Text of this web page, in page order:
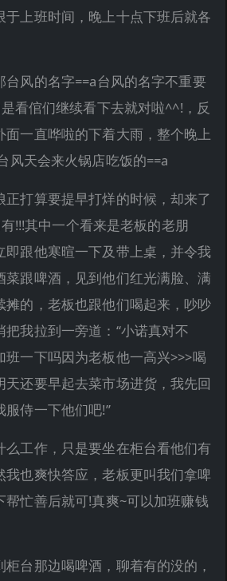
于上班时间，晚上十点下班后就各
台风的名字==a台风的名字不重要
看倌们继续看下去就对啦^^!，反
面一直哗啦的下着大雨，整个晚上
风天会来火锅店吃饭的==a
打算要提早打烊的时候，却来了
!!!其中一个看来是老板的老朋
即跟他寒暄一下及带上桌，并令我
菜跟啤酒，见到他们红光满脸、满
摊的，老板也跟他们喝起来，吵吵
我拉到一旁道：“小诺真对不
班一下吗因为老板他一高兴>>>喝
还要早起去菜市场进货，我先回
侍一下他们吧!”
么工作，只是要坐在柜台看他们有
我也爽快答应，老板更叫我们拿啤
帮忙善后就可!真爽~可以加班赚钱
台那边喝啤酒，聊着有的没的，